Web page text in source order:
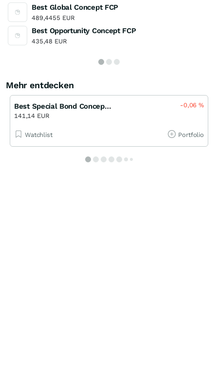
Best Global Concept FCP
489,4455 EUR
Best Opportunity Concept FCP
435,48 EUR
Mehr entdecken
Best Special Bond Concept FCP
141,14 EUR
-0,06%
Watchlist Portfolio